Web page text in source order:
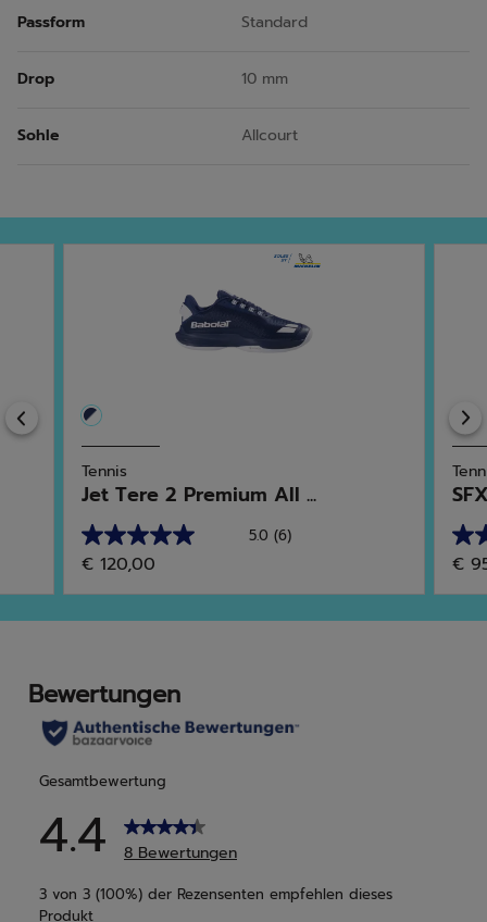
Passform Standard
Drop 10 mm
Sohle Allcourt
Previous
Tennis
Jet Tere 2 Premium All ...
5.0 (6)
5.0
von
5
Sternen.
Bewertungen
€ 120,00
5.0
von
5
€